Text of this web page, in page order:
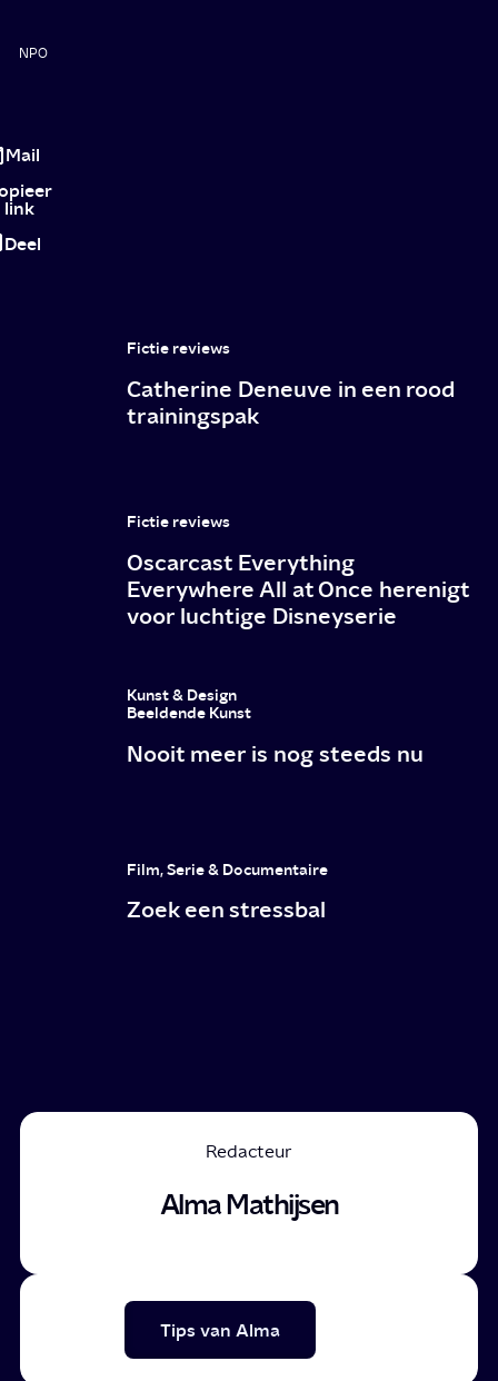
NPO
tegen
de
macht
Mail
link
Deel
Fictie reviews
Catherine Deneuve in een rood
trainingspak
Fictie reviews
Oscarcast Everything
Everywhere All at Once herenigt
voor luchtige Disneyserie
Kunst & Design
Beeldende Kunst
Nooit meer is nog steeds nu
Film, Serie & Documentaire
Zoek een stressbal
Redacteur
Alma Mathijsen
Tips van Alma